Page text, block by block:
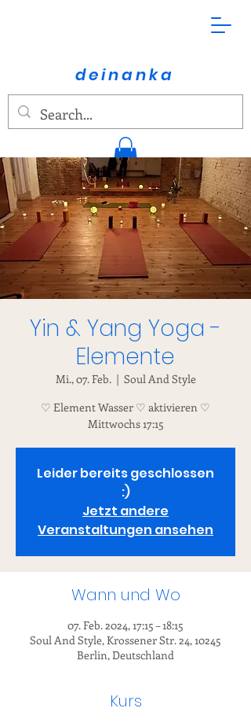
deinanka
Traumarelease
Prozessbegleitung
Yin & Yang Yoga -
Elemente
Mi., 07. Feb.
  |
Soul And Style
♡ Element Wasser ♡ aktivieren ♡
Mittwochs 17:15
Leider bereits geschlossen
:)
Jetzt andere
Veranstaltungen ansehen
Wann und Wo
07. Feb. 2024, 17:15 – 18:15
Soul And Style, Krossener Str. 24, 10245
Berlin, Deutschland
Kurs